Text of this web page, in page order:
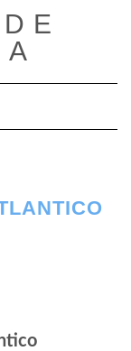
navegación